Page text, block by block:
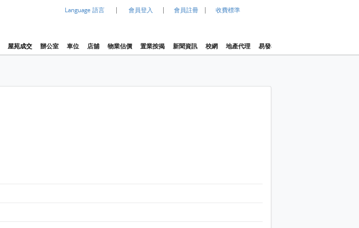
Language 語言 | 會員登入 | 會員註冊 | 收費標準
屋苑成交 辦公室 車位 店舖 物業估價 置業按揭 新聞資訊 校網 地產代理 易發樓價指數